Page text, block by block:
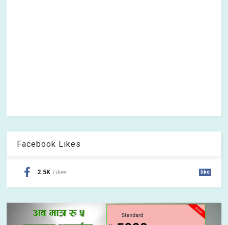
Facebook Likes
2.5K Likes like